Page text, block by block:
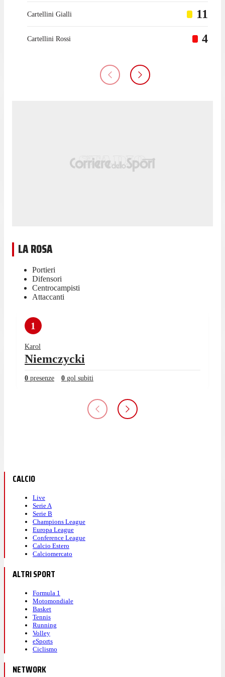
Cartellini Gialli 11
Cartellini Rossi 4
LA ROSA
Portieri
Difensori
Centrocampisti
Attaccanti
1
Karol
Niemczycki
0 presenze 0 gol subiti
CALCIO
Live
Serie A
Serie B
Champions League
Europa League
Conference League
Calcio Estero
Calciomercato
ALTRI SPORT
Formula 1
Motomondiale
Basket
Tennis
Running
Volley
eSports
Ciclismo
NETWORK